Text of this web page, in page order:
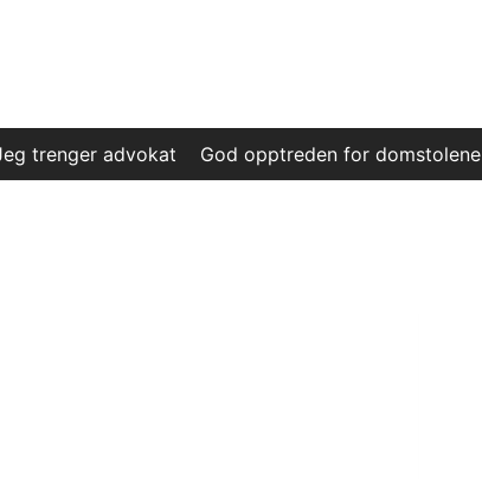
trenger advokat God opptreden for domstolene